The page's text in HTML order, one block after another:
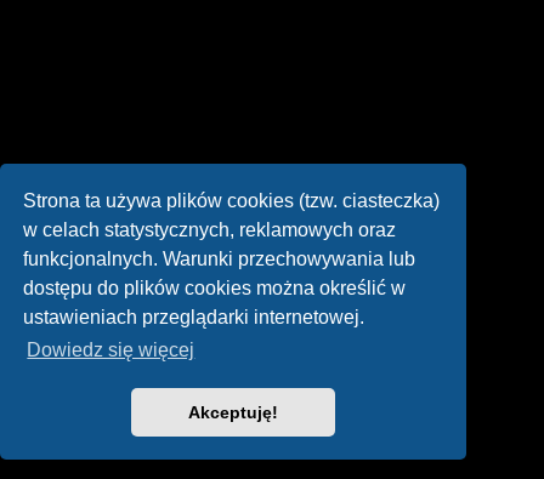
Strona ta używa plików cookies (tzw. ciasteczka)
w celach statystycznych, reklamowych oraz
funkcjonalnych. Warunki przechowywania lub
dostępu do plików cookies można określić w
ustawieniach przeglądarki internetowej.
Dowiedz się więcej
Akceptuję!